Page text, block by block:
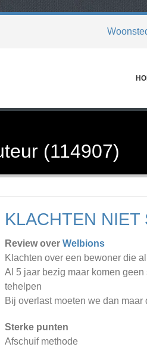
(114907)
KLACHTEN NIET
Review over Welbions
Klachten over een bewoner die
Al 5 jaar bezig maar komen
tehelpen
Bij overlast moeten we dan
Sterke punten
Afschuif methode